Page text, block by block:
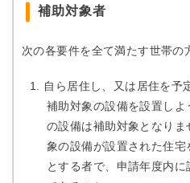
補助対象者
次の各要件を全て満たす世帯の
自ら居住し、又は居住を予
補助対象の設備を設置し
の設備は補助対象となり
象の設備が設置された住宅
とする者で、申請年度内